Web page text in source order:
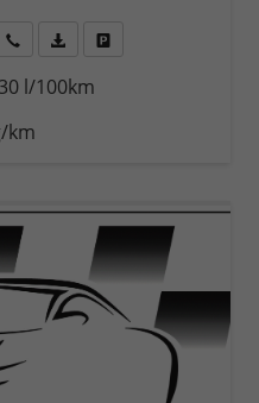
anfordern
Datei,
l/100km
km